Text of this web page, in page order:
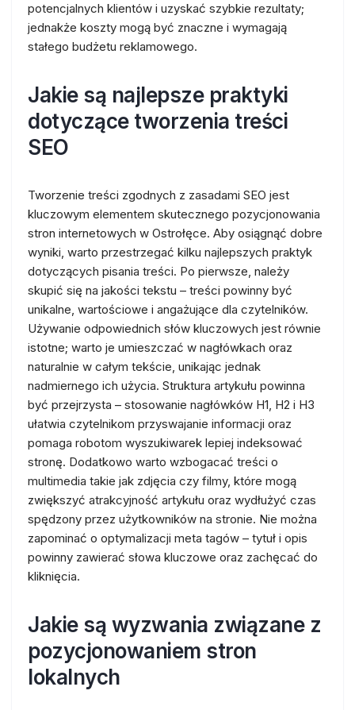
potencjalnych klientów i uzyskać szybkie rezultaty;
jednakże koszty mogą być znaczne i wymagają
stałego budżetu reklamowego.
Jakie są najlepsze praktyki
dotyczące tworzenia treści
SEO
Tworzenie treści zgodnych z zasadami SEO jest
kluczowym elementem skutecznego pozycjonowania
stron internetowych w Ostrołęce. Aby osiągnąć dobre
wyniki, warto przestrzegać kilku najlepszych praktyk
dotyczących pisania treści. Po pierwsze, należy
skupić się na jakości tekstu – treści powinny być
unikalne, wartościowe i angażujące dla czytelników.
Używanie odpowiednich słów kluczowych jest równie
istotne; warto je umieszczać w nagłówkach oraz
naturalnie w całym tekście, unikając jednak
nadmiernego ich użycia. Struktura artykułu powinna
być przejrzysta – stosowanie nagłówków H1, H2 i H3
ułatwia czytelnikom przyswajanie informacji oraz
pomaga robotom wyszukiwarek lepiej indeksować
stronę. Dodatkowo warto wzbogacać treści o
multimedia takie jak zdjęcia czy filmy, które mogą
zwiększyć atrakcyjność artykułu oraz wydłużyć czas
spędzony przez użytkowników na stronie. Nie można
zapominać o optymalizacji meta tagów – tytuł i opis
powinny zawierać słowa kluczowe oraz zachęcać do
kliknięcia.
Jakie są wyzwania związane z
pozycjonowaniem stron
lokalnych